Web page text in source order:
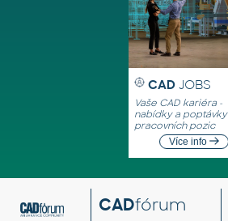
CAD JOBS
Vaše CAD kariéra -
nabídky a poptávky
pracovních pozic
Více info
CADfórum